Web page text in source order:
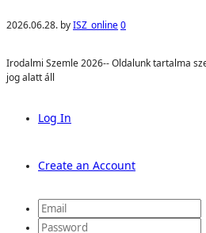
2026.06.28. byISZ_online0
Irodalmi Szemle 2026-- Oldalunk tartalma
jog alatt áll
Log In
Create an Account